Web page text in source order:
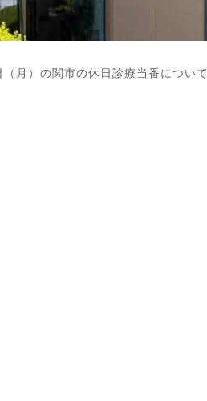
（月）の関市の休日診療当番について